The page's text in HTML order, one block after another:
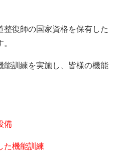
整復師の国家資格を保有した
能訓練を実施し、皆様の機能
備
た機能訓練